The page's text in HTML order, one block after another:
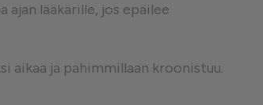
lääkärille, jos epäilee
aikaa ja pahimmillaan kroonistuu.